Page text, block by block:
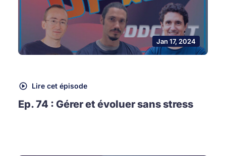
Jan 17, 2024
Lire cet épisode
Ep. 74 : Gérer et évoluer sans stress